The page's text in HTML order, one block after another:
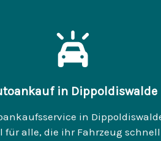
in Dippoldiswalde
in
für alle, die ihr Fahrzeug